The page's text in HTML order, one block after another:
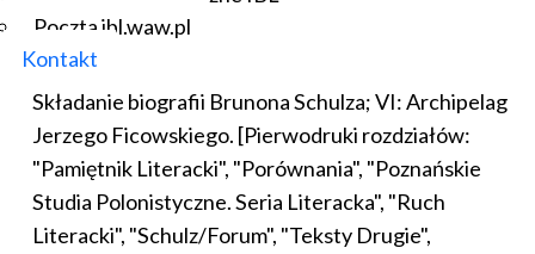
Poczta ibl.waw.pl
Kontakt
narracje wOkolicach sklepów cynamonowych
Przestrzenie pamięci, przestrzenie rozproszenia.
Składanie biografii Brunona Schulza; VI: Archipelag
Jerzego Ficowskiego. [Pierwodruki rozdziałów:
"Pamiętnik Literacki", "Porównania", "Poznańskie
Studia Polonistyczne. Seria Literacka", "Ruch
Literacki", "Schulz/Forum", "Teksty Drugie",